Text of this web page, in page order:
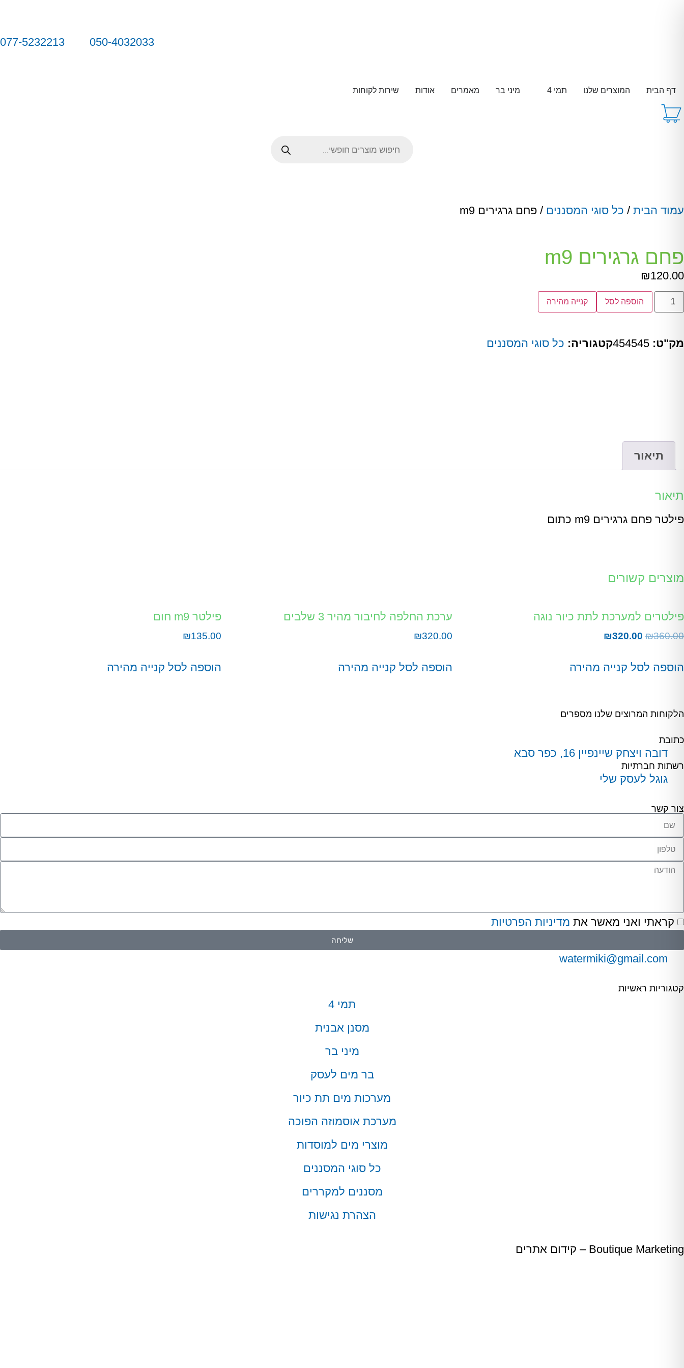
050-4032033
077-5232213
דף הבית המוצרים שלנו תמי 4 מיני בר מאמרים אודות שירות לקוחות
עמוד הבית / כל סוגי המסננים / פחם גרגירים m9
פחם גרגירים m9
₪120.00
הוספה לסל קנייה מהירה
מק"ט: 454545קטגוריה: כל סוגי המסננים
תיאור
תיאור
פילטר פחם גרגירים m9 כתום
מוצרים קשורים
פילטרים למערכת לתת כיור נוגה
₪360.00
₪320.00
הוספה לסל קנייה מהירה
ערכת החלפה לחיבור מהיר 3 שלבים
₪320.00
הוספה לסל קנייה מהירה
פילטר m9 חום
₪135.00
הוספה לסל קנייה מהירה
הלקוחות המרוצים שלנו מספרים
כתובת
דובה ויצחק שיינפיין 16, כפר סבא
רשתות חברתיות
גוגל לעסק שלי
צור קשר
קראתי ואני מאשר את מדיניות הפרטיות
שליחה
watermiki@gmail.com
קטגוריות ראשיות
תמי 4
מסנן אבנית
מיני בר
בר מים לעסק
מערכות מים תת כיור
מערכת אוסמוזה הפוכה
מוצרי מים למוסדות
כל סוגי המסננים
מסננים למקררים
הצהרת נגישות
Boutique Marketing – קידום אתרים